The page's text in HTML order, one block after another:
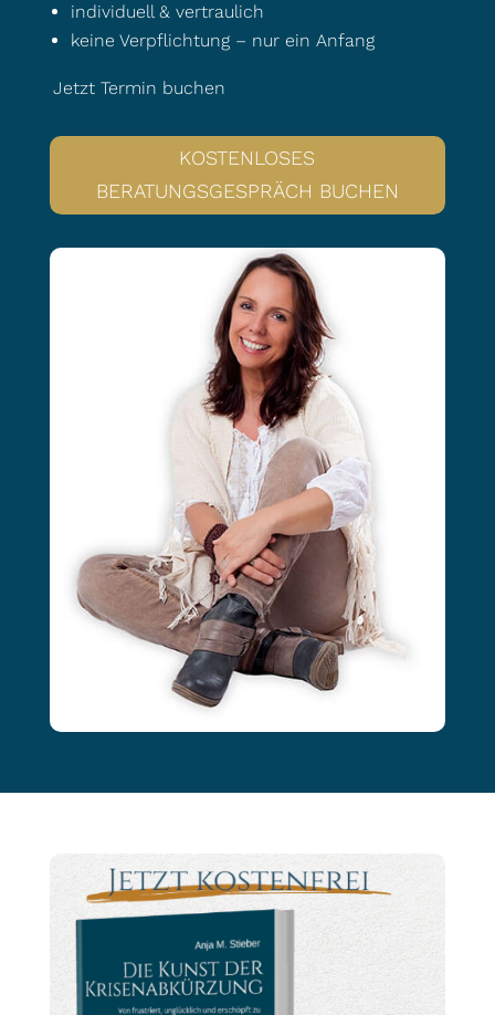
individuell & vertraulich
keine Verpflichtung – nur ein Anfang
Jetzt Termin buchen
KOSTENLOSES
BERATUNGSGESPRÄCH BUCHEN